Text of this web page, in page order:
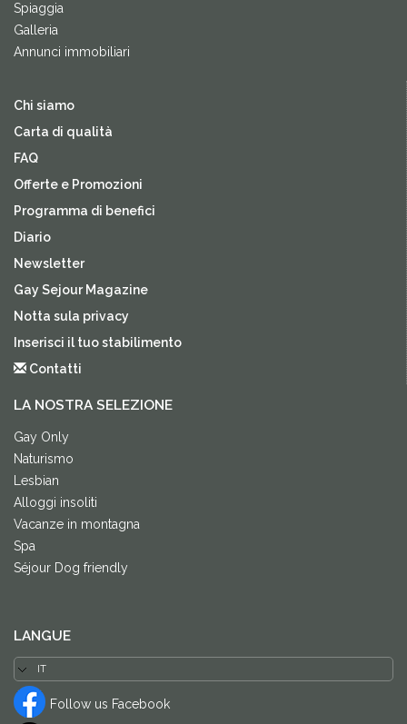
Spiaggia
Galleria
Annunci immobiliari
Chi siamo
Carta di qualità
FAQ
Offerte e Promozioni
Programma di benefici
Diario
Newsletter
Gay Sejour Magazine
Notta sula privacy
Inserisci il tuo stabilimento
Contatti
LA NOSTRA SELEZIONE
Gay Only
Naturismo
Lesbian
Alloggi insoliti
Vacanze in montagna
Spa
Séjour Dog friendly
LANGUE
Follow us Facebook